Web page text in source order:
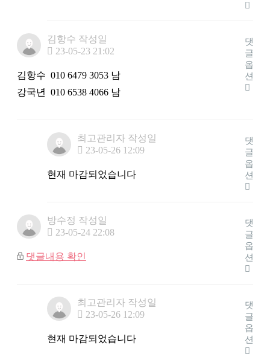
김항수 작성일
23-05-23 21:02
김항수 010 6479 3053 남
강국년 010 6538 4066 남
댓
글
옵
션
최고관리자 작성일
23-05-26 12:09
현재 마감되었습니다
댓
글
옵
션
방수정 작성일
23-05-24 22:08
댓글내용 확인
댓
글
옵
션
최고관리자 작성일
23-05-26 12:09
현재 마감되었습니다
댓
글
옵
션